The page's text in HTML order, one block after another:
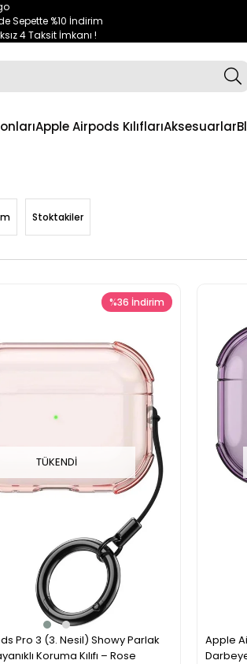
Sepette %10 İndirim
4 Taksit İmkanı !
Apple Airpods KılıflarıAksesuarlar
Stoktakiler
TÜKENDI
Pro 3 (3. Nesil) Showy Parlak
Koruma Kılıfı – Rose
%36 İndirim
Apple